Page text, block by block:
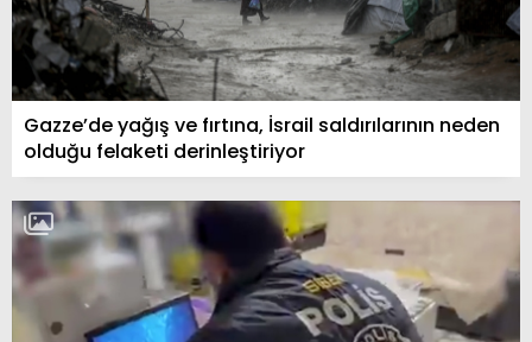
Gazze’de yağış ve fırtına, İsrail saldırılarının neden
olduğu felaketi derinleştiriyor